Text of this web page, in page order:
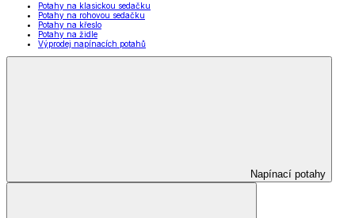
Potahy na klasickou sedačku
Potahy na rohovou sedačku
Potahy na křeslo
Potahy na židle
Výprodej napínacích potahů
Napínací potahy